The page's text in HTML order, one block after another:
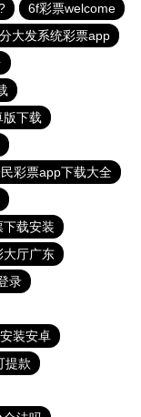
6f彩票welcome
大发系统彩票app
版下载
彩票app下载大全
载安装
大厅广东
录
装安卓
提款